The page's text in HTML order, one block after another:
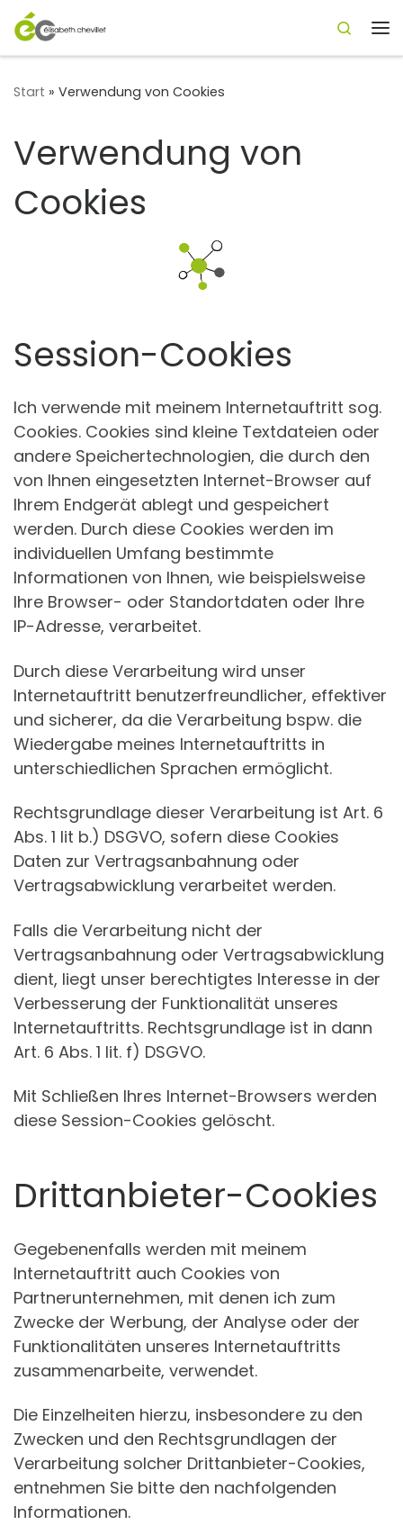
Zum Inhalt springen
Search
Start » Verwendung von Cookies
Verwendung von
Cookies
Session-Cookies
Ich verwende mit meinem Internetauftritt sog.
Cookies. Cookies sind kleine Textdateien oder
andere Speichertechnologien, die durch den
von Ihnen eingesetzten Internet-Browser auf
Ihrem Endgerät ablegt und gespeichert
werden. Durch diese Cookies werden im
individuellen Umfang bestimmte
Informationen von Ihnen, wie beispielsweise
Ihre Browser- oder Standortdaten oder Ihre
IP-Adresse, verarbeitet.
Durch diese Verarbeitung wird unser
Internetauftritt benutzerfreundlicher, effektiver
und sicherer, da die Verarbeitung bspw. die
Wiedergabe meines Internetauftritts in
unterschiedlichen Sprachen ermöglicht.
Rechtsgrundlage dieser Verarbeitung ist Art. 6
Abs. 1 lit b.) DSGVO, sofern diese Cookies
Daten zur Vertragsanbahnung oder
Vertragsabwicklung verarbeitet werden.
Falls die Verarbeitung nicht der
Vertragsanbahnung oder Vertragsabwicklung
dient, liegt unser berechtigtes Interesse in der
Verbesserung der Funktionalität unseres
Internetauftritts. Rechtsgrundlage ist in dann
Art. 6 Abs. 1 lit. f) DSGVO.
Mit Schließen Ihres Internet-Browsers werden
diese Session-Cookies gelöscht.
Drittanbieter-Cookies
Gegebenenfalls werden mit meinem
Internetauftritt auch Cookies von
Partnerunternehmen, mit denen ich zum
Zwecke der Werbung, der Analyse oder der
Funktionalitäten unseres Internetauftritts
zusammenarbeite, verwendet.
Die Einzelheiten hierzu, insbesondere zu den
Zwecken und den Rechtsgrundlagen der
Verarbeitung solcher Drittanbieter-Cookies,
entnehmen Sie bitte den nachfolgenden
Informationen.